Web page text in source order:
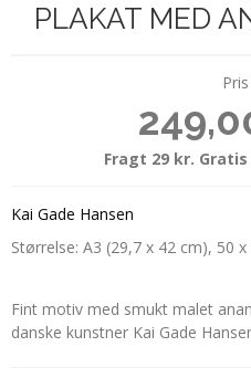
PLAKAT MED
Fragt 29 kr.
Kai Gade Hansen
Størrelse: A3 (29,7 x 42 cm), 50
Fint motiv med smukt malet
danske kunstner Kai Gade